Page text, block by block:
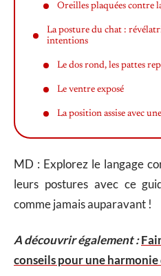
Oreilles plaquées contre
La posture du chat :
intentions
Le dos rond, les pattes
Le ventre exposé
La position assise avec
MD : Explorez le langage
leurs postures avec ce
comme jamais auparavant !
A découvrir également :
conseils pour une